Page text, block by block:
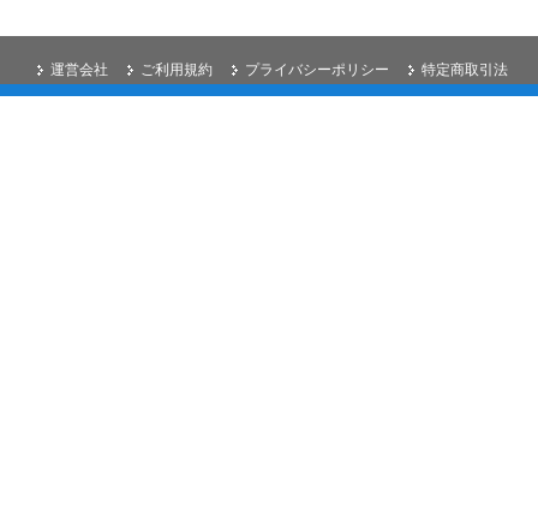
特定商取引法
プライバシーポリシー
ご利用規約
運営会社